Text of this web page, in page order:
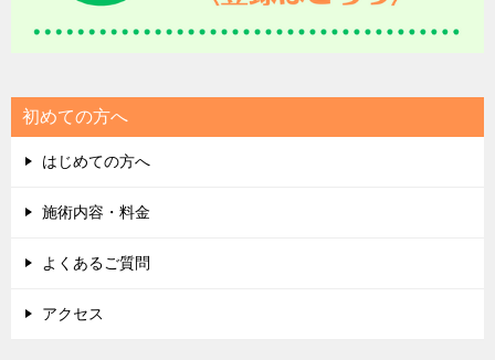
初めての方へ
はじめての方へ
施術内容・料金
よくあるご質問
アクセス